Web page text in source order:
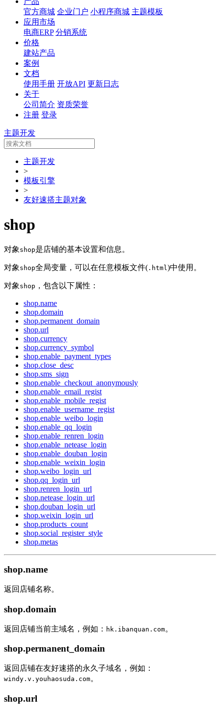
官方商城 企业门户 小程序商城 主题模板
应用市场
电商ERP 分销系统
价格
建站产品
案例
文档
使用手册 开放API 更新日志
关于
公司简介 资质荣誉
注册 登录
主题开发
主题开发
>
模板引擎
>
友好速搭主题对象
shop
对象 shop是店铺的基本设置和信息。
对象 shop全局变量，可以在任意模板文件( .html )中使用。
对象 shop ，包含以下属性：
shop.name
shop.domain
shop.permanent_domain
shop.url
shop.currency
shop.currency_symbol
shop.enable_payment_types
shop.close_desc
shop.sms_sign
shop.enable_checkout_anonymously
shop.enable_email_regist
shop.enable_mobile_regist
shop.enable_username_regist
shop.enable_weibo_login
shop.enable_qq_login
shop.enable_renren_login
shop.enable_netease_login
shop.enable_douban_login
shop.enable_weixin_login
shop.weibo_login_url
shop.qq_login_url
shop.renren_login_url
shop.netease_login_url
shop.douban_login_url
shop.weixin_login_url
shop.products_count
shop.social_register_style
shop.metas
shop.name
返回店铺名称。
shop.domain
返回店铺当前主域名，例如： hk.ibanquan.com。
shop.permanent_domain
返回店铺在友好速搭的永久子域名，例如：
windy.v.youhaosuda.com。
shop.url